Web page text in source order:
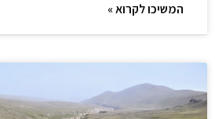
המשיכו לקרוא »